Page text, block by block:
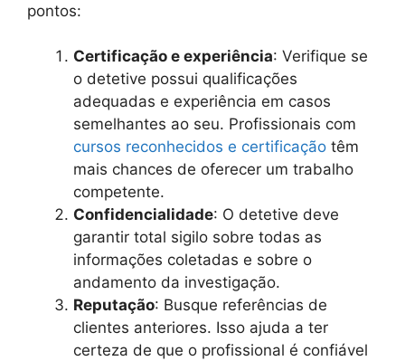
pontos:
Certificação e experiência: Verifique se
o detetive possui qualificações
adequadas e experiência em casos
semelhantes ao seu. Profissionais com
cursos reconhecidos e certificação têm
mais chances de oferecer um trabalho
competente.
Confidencialidade: O detetive deve
garantir total sigilo sobre todas as
informações coletadas e sobre o
andamento da investigação.
Reputação: Busque referências de
clientes anteriores. Isso ajuda a ter
certeza de que o profissional é confiável